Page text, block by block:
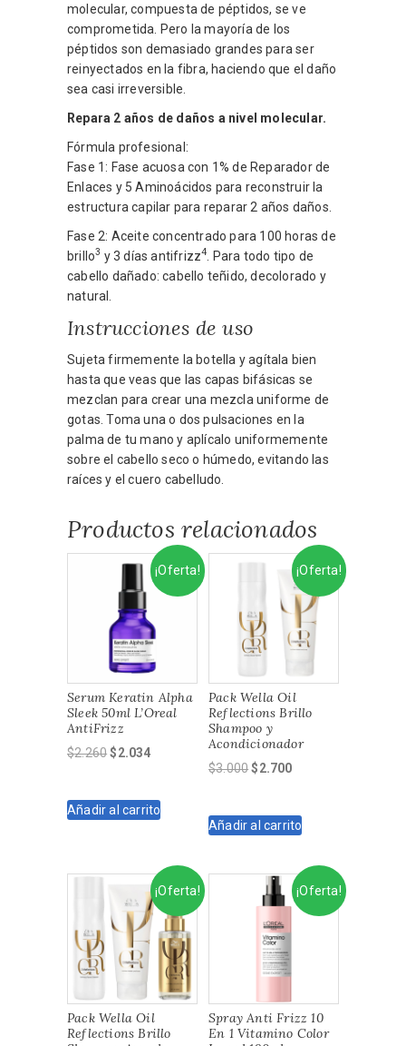
molecular, compuesta de péptidos, se ve
comprometida. Pero la mayoría de los
péptidos son demasiado grandes para ser
reinyectados en la fibra, haciendo que el daño
sea casi irreversible.
Repara 2 años de daños a nivel molecular.
Fórmula profesional:
Fase 1: Fase acuosa con 1% de Reparador de
Enlaces y 5 Aminoácidos para reconstruir la
estructura capilar para reparar 2 años daños.
Fase 2: Aceite concentrado para 100 horas de
brillo3 y 3 días antifrizz4
. Para todo tipo de
cabello dañado: cabello teñido, decolorado y
natural.
Instrucciones de uso
Sujeta firmemente la botella y agítala bien
hasta que veas que las capas bifásicas se
mezclan para crear una mezcla uniforme de
gotas. Toma una o dos pulsaciones en la
palma de tu mano y aplícalo uniformemente
sobre el cabello seco o húmedo, evitando las
raíces y el cuero cabelludo.
Productos relacionados
¡Oferta!
Serum Keratin Alpha
Sleek 50ml L’Oreal
AntiFrizz
$2.260El
era:
$2.034El
es:
Añadir al carrito
¡Oferta!
Pack Wella Oil
Reflections Brillo
Shampoo y
Acondicionador
$3.000El
era:
$2.700El
es:
Añadir al carrito
¡Oferta!
Pack Wella Oil
Reflections Brillo
¡Oferta!
Spray Anti Frizz 10
En 1 Vitamino Color